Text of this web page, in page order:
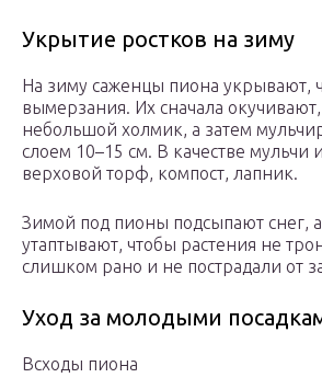
Укрытие ростков на зиму
На зиму саженцы пиона укрывают,
вымерзания. Их сначала
небольшой холмик, а затем
слоем 10–15 см. В качестве мульчи
верховой торф, компост, лапник.
Зимой под пионы подсыпают снег, а
утаптывают, чтобы растения не
слишком рано и не пострадали от
Уход за молодыми
Всходы пиона